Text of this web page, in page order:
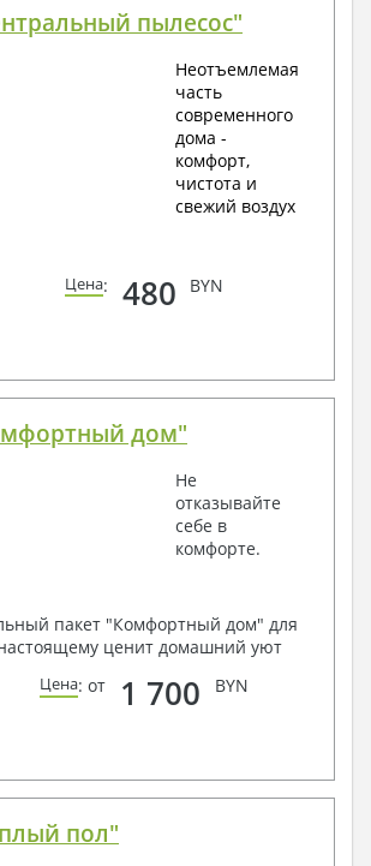
пылесос"
Неотъемлемая
часть
современного
дома -
комфорт,
чистота и
свежий воздух
Цена: 480 BYN
дом"
Не
отказывайте
себе в
комфорте.
пакет "Комфортный дом" для
ценит домашний уют
Цена: от 1 700 BYN
пол"